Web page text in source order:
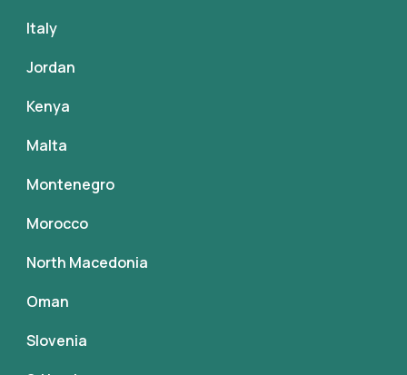
Italy
Jordan
Kenya
Malta
Montenegro
Morocco
North Macedonia
Oman
Slovenia